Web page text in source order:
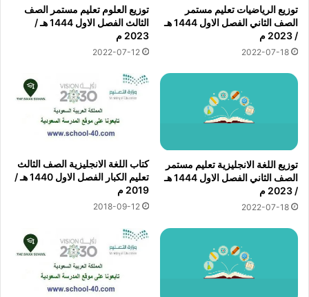
توزيع الرياضيات تعليم مستمر
الصف الثاني الفصل الاول 1444 هـ
/ 2023 م
2022-07-18
توزيع العلوم تعليم مستمر الصف
الثالث الفصل الاول 1444 هـ /
2023 م
2022-07-12
توزيع اللغة الانجليزية تعليم مستمر
الصف الثاني الفصل الاول 1444 هـ
/ 2023 م
2022-07-18
كتاب اللغة الانجليزية الصف الثالث
تعليم الكبار الفصل الاول 1440 هـ /
2019 م
2018-09-12